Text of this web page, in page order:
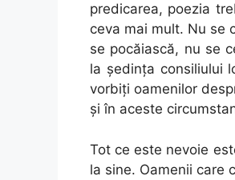
predicarea, poezia
ceva mai mult. Nu se
se pocăiască, nu se
la şedinţa consiliului
vorbiţi oamenilor
şi în aceste
Tot ce este nevoie
la sine. Oamenii care